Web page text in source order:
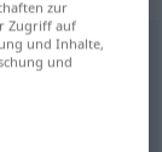
zur
Zugriff auf
und Inhalte,
und